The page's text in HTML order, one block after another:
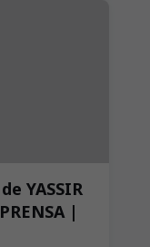
YASSIR
|